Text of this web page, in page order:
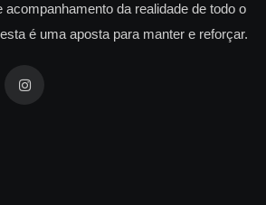
acompanhamento da realidade de todo o
é uma aposta para manter e reforçar.